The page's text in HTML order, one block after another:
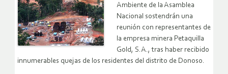
Ambiente de la Asamblea
Nacional sostendrán una
reunión con representantes de
la empresa minera Petaquilla
Gold, S.A., tras haber recibido
innumerables quejas de los residentes del distrito de Donoso.